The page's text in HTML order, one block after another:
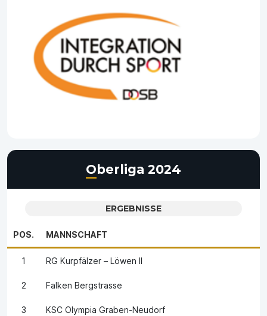
Oberliga 2024
ERGEBNISSE
POS. MANNSCHAFT
1 RG Kurpfälzer – Löwen II
2 Falken Bergstrasse
3 KSC Olympia Graben-Neudorf